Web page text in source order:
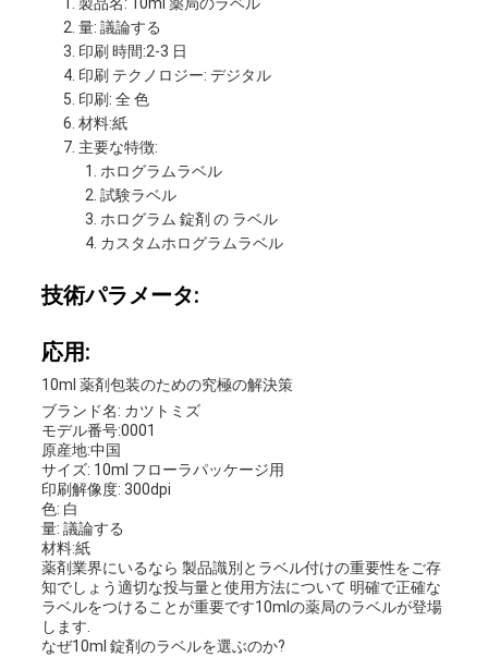
量: 議論する
印刷 時間:2-3 日
印刷 テクノロジー: デジタル
印刷: 全 色
材料:紙
主要な特徴:
ホログラムラベル
試験ラベル
ホログラム 錠剤 の ラベル
カスタムホログラムラベル
技術パラメータ:
応用:
10ml 薬剤包装のための究極の解決策
ブランド名: カツトミズ
モデル番号:0001
原産地:中国
サイズ: 10ml フローラパッケージ用
印刷解像度: 300dpi
色: 白
量: 議論する
材料:紙
薬剤業界にいるなら 製品識別とラベル付けの重要性をご存
知でしょう適切な投与量と使用方法について 明確で正確な
ラベルをつけることが重要です10mlの薬局のラベルが登場
します.
なぜ10ml 錠剤のラベルを選ぶのか?